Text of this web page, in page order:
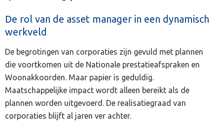
De rol van de asset manager in een dynamisch
werkveld
De begrotingen van corporaties zijn gevuld met plannen
die voortkomen uit de Nationale prestatieafspraken en
Woonakkoorden. Maar papier is geduldig.
Maatschappelijke impact wordt alleen bereikt als de
plannen worden uitgevoerd. De realisatiegraad van
corporaties blijft al jaren ver achter.